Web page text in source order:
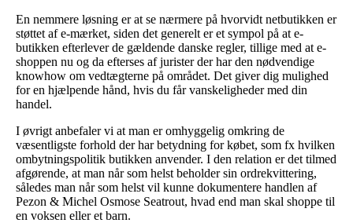
En nemmere løsning er at se nærmere på hvorvidt netbutikken er
støttet af e-mærket, siden det generelt er et sympol på at e-
butikken efterlever de gældende danske regler, tillige med at e-
shoppen nu og da efterses af jurister der har den nødvendige
knowhow om vedtægterne på området. Det giver dig mulighed
for en hjælpende hånd, hvis du får vanskeligheder med din
handel.
I øvrigt anbefaler vi at man er omhyggelig omkring de
væsentligste forhold der har betydning for købet, som fx hvilken
ombytningspolitik butikken anvender. I den relation er det tilmed
afgørende, at man når som helst beholder sin ordrekvittering,
således man når som helst vil kunne dokumentere handlen af
Pezon & Michel Osmose Seatrout, hvad end man skal shoppe til
en voksen eller et barn.